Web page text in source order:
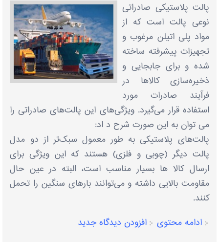
پالت پلاستیکی صادراتی
نوعی پالت است که از
مواد پلی اتیلن مرغوب و
تجهیزات پیشرفته ساخته
شده و برای جابجایی و
ذخیره‌سازی کالاها در
فرآیند صادرات مورد
استفاده قرار می‌گیرد. ویژگی‌های این پالت‌های صادراتی را
می توان به این صورت شرح د اد:
پالت‌های پلاستیکی به طور معمول سبک‌تر از دو مدل
پالت‌ دیگر (چوبی و فلزی) هستند که این ویژگی برای
ارسال کالا ها بسیار مناسب است، البته در عین حال
مقاومت بالایی داشته و می‌توانند بارهای سنگین را تحمل
کنند.
ادامه محتوی
افزودن دیدگاه جدید